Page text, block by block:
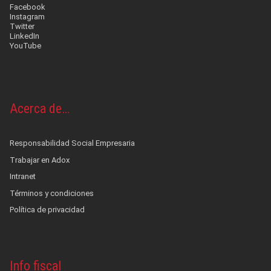
Facebook
Instagram
Twitter
LinkedIn
YouTube
Acerca de…
Responsabilidad Social Empresaria
Trabajar en Adox
Intranet
Términos y condiciones
Política de privacidad
Info fiscal